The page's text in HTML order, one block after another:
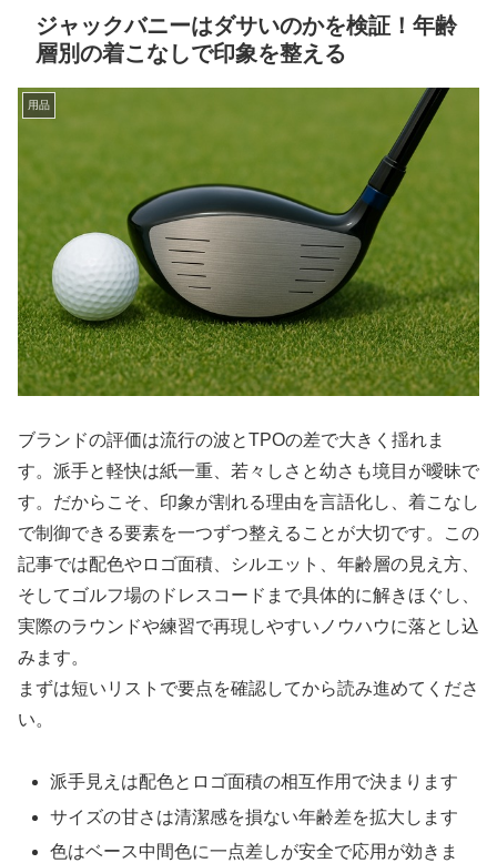
ジャックバニーはダサいのかを検証！年齢
層別の着こなしで印象を整える
用品
ブランドの評価は流行の波とTPOの差で大きく揺れま
す。派手と軽快は紙一重、若々しさと幼さも境目が曖昧で
す。だからこそ、印象が割れる理由を言語化し、着こなし
で制御できる要素を一つずつ整えることが大切です。この
記事では配色やロゴ面積、シルエット、年齢層の見え方、
そしてゴルフ場のドレスコードまで具体的に解きほぐし、
実際のラウンドや練習で再現しやすいノウハウに落とし込
みます。
まずは短いリストで要点を確認してから読み進めてくださ
い。
派手見えは配色とロゴ面積の相互作用で決まります
サイズの甘さは清潔感を損ない年齢差を拡大します
色はベース中間色に一点差しが安全で応用が効きま